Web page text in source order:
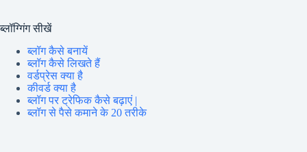
ब्लॉग्गिंग सीखें
ब्लॉग कैसे बनायें
ब्लॉग कैसे लिखते हैं
वर्डप्रेस क्या है
कीवर्ड क्या है
ब्लॉग पर ट्रेफिक कैसे बढ़ाएं |
ब्लॉग से पैसे कमाने के 20 तरीके